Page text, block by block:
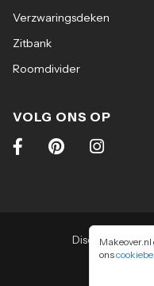
ons
Verzwaringsdeken
Zitbank
Roomdivider
VOLG ONS OP
Disclaimer |